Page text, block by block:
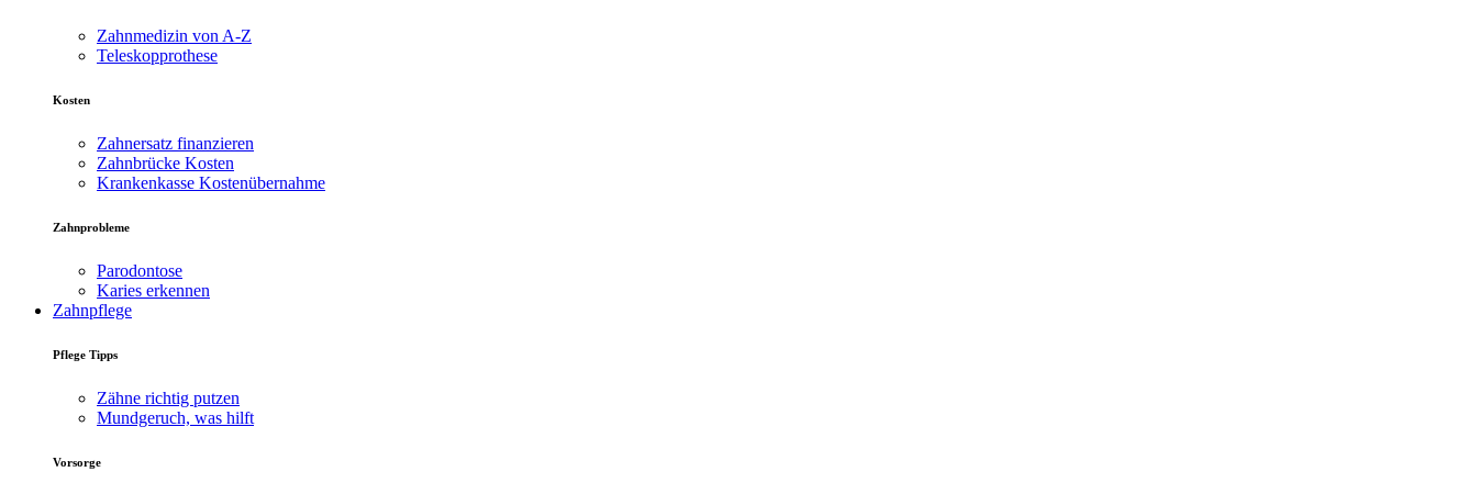
Zahnmedizin von A-Z
Teleskopprothese
Kosten
Zahnersatz finanzieren
Zahnbrücke Kosten
Krankenkasse Kostenübernahme
Zahnprobleme
Parodontose
Karies erkennen
Zahnpflege
Pflege Tipps
Zähne richtig putzen
Mundgeruch, was hilft
Vorsorge